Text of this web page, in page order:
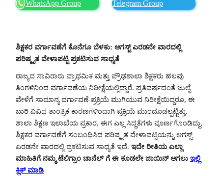
WhatsApp Group Telegram Group
ಶಿಕ್ಷಕರ ವರ್ಗಾವಣೆಗೆ ಕೊನೆಗೂ ಬೆಳಕು: ಆಗಸ್ಟ್ ಎರಡನೇ ವಾರದಲ್ಲಿ
ಪರಿಷ್ಕೃತ ವೇಳಾಪಟ್ಟಿ ಪ್ರಕಟಿಸುವ ಸಾಧ್ಯತೆ
ರಾಜ್ಯದ ಸಾವಿರಾರು ಪ್ರಾಥಮಿಕ ಮತ್ತು ಪ್ರೌಢಶಾಲಾ ಶಿಕ್ಷಕರು ಹಲವು
ತಿಂಗಳಿನಿಂದ ವರ್ಗಾವಣೆಯ ನಿರೀಕ್ಷೆಯಲ್ಲಿದ್ದಾರೆ. ಪ್ರತಿವರ್ಷದಂತೆ ಜುಲೈ
ವೇಳೆಗೆ ಸಾಮಾನ್ಯ ವರ್ಗಾವಣೆ ಪ್ರಕ್ರಿಯೆ ಮುಗಿಯುವ ನಿರೀಕ್ಷೆಯಿದ್ದರೂ, ಈ
ಬಾರಿ ವಿವಿಧ ತಾಂತ್ರಿಕ ಕಾರಣಗಳಿಂದಾಗಿ ಪ್ರಕ್ರಿಯೆ ಮುಂದೂಡಲ್ಪಟ್ಟಿತ್ತು.
ಶಾಲಾ ಶಿಕ್ಷಣ ಇಲಾಖೆಯ ಪ್ರಕಾರ, ಈಗ ಎಲ್ಲ ಸಿದ್ಧತೆಗಳು ಪೂರ್ಣಗೊಂಡಿದ್ದು,
ಶಿಕ್ಷಕರ ವರ್ಗಾವಣೆಗೆ ಸಂಬಂಧಿಸಿದ ಪರಿಷ್ಕೃತ ವೇಳಾಪಟ್ಟಿಯನ್ನು ಆಗಸ್ಟ್
ಎರಡನೇ ವಾರದಲ್ಲಿ ಪ್ರಕಟಿಸುವ ಸಾಧ್ಯತೆ ಇದೆ. ಇದೇ ರೀತಿಯ ಎಲ್ಲಾ
ಮಾಹಿತಿಗೆ ನಮ್ಮ ಟೆಲಿಗ್ರಾಂ ಚಾನೆಲ್ ಗೆ ಈ ಕೂಡಲೇ ಜಾಯಿನ್ ಆಗಲು ಇಲ್ಲಿ
ಕ್ಲಿಕ್ ಮಾಡಿ